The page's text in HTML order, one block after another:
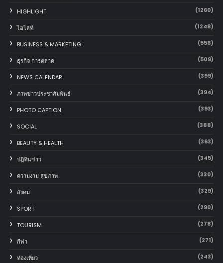
HIGHLIGHT (1260)
ไฮไลท์ (1248)
BUSINESS & MARKETING (558)
ธุรกิจ การตลาด (509)
NEWS CALENDAR (399)
ภาพข่าวประชาสัมพันธ์ (394)
PHOTO CAPTION (393)
SOCIAL (388)
BEAUTY & HEALTH (363)
ปฏิทินข่าว (345)
ความงาม สุขภาพ (330)
สังคม (329)
SPORT (290)
TOURISM (278)
กีฬา (271)
ท่องเที่ยว (243)